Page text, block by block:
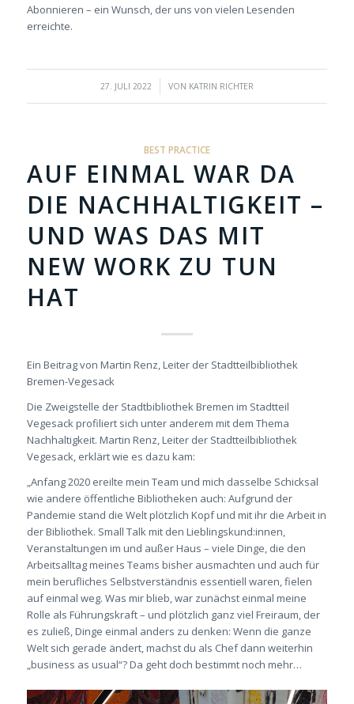
Abonnieren – ein Wunsch, der uns von vielen Lesenden
erreichte.
27. JULI 2022
/ VON KATRIN RICHTER
BEST PRACTICE
AUF EINMAL WAR DA
DIE NACHHALTIGKEIT –
UND WAS DAS MIT
NEW WORK ZU TUN
HAT
Ein Beitrag von Martin Renz, Leiter der Stadtteilbibliothek
Bremen-Vegesack
Die Zweigstelle der Stadtbibliothek Bremen im Stadtteil
Vegesack profiliert sich unter anderem mit dem Thema
Nachhaltigkeit. Martin Renz, Leiter der Stadtteilbibliothek
Vegesack, erklärt wie es dazu kam:
„Anfang 2020 ereilte mein Team und mich dasselbe Schicksal
wie andere öffentliche Bibliotheken auch: Aufgrund der
Pandemie stand die Welt plötzlich Kopf und mit ihr die Arbeit in
der Bibliothek. Small Talk mit den Lieblingskund:innen,
Veranstaltungen im und außer Haus – viele Dinge, die den
Arbeitsalltag meines Teams bisher ausmachten und auch für
mein berufliches Selbstverständnis essentiell waren, fielen
auf einmal weg. Was mir blieb, war zunächst einmal meine
Rolle als Führungskraft – und plötzlich ganz viel Freiraum, der
es zuließ, Dinge einmal anders zu denken: Wenn die ganze
Welt sich gerade ändert, machst du als Chef dann weiterhin
„business as usual“? Da geht doch bestimmt noch mehr…